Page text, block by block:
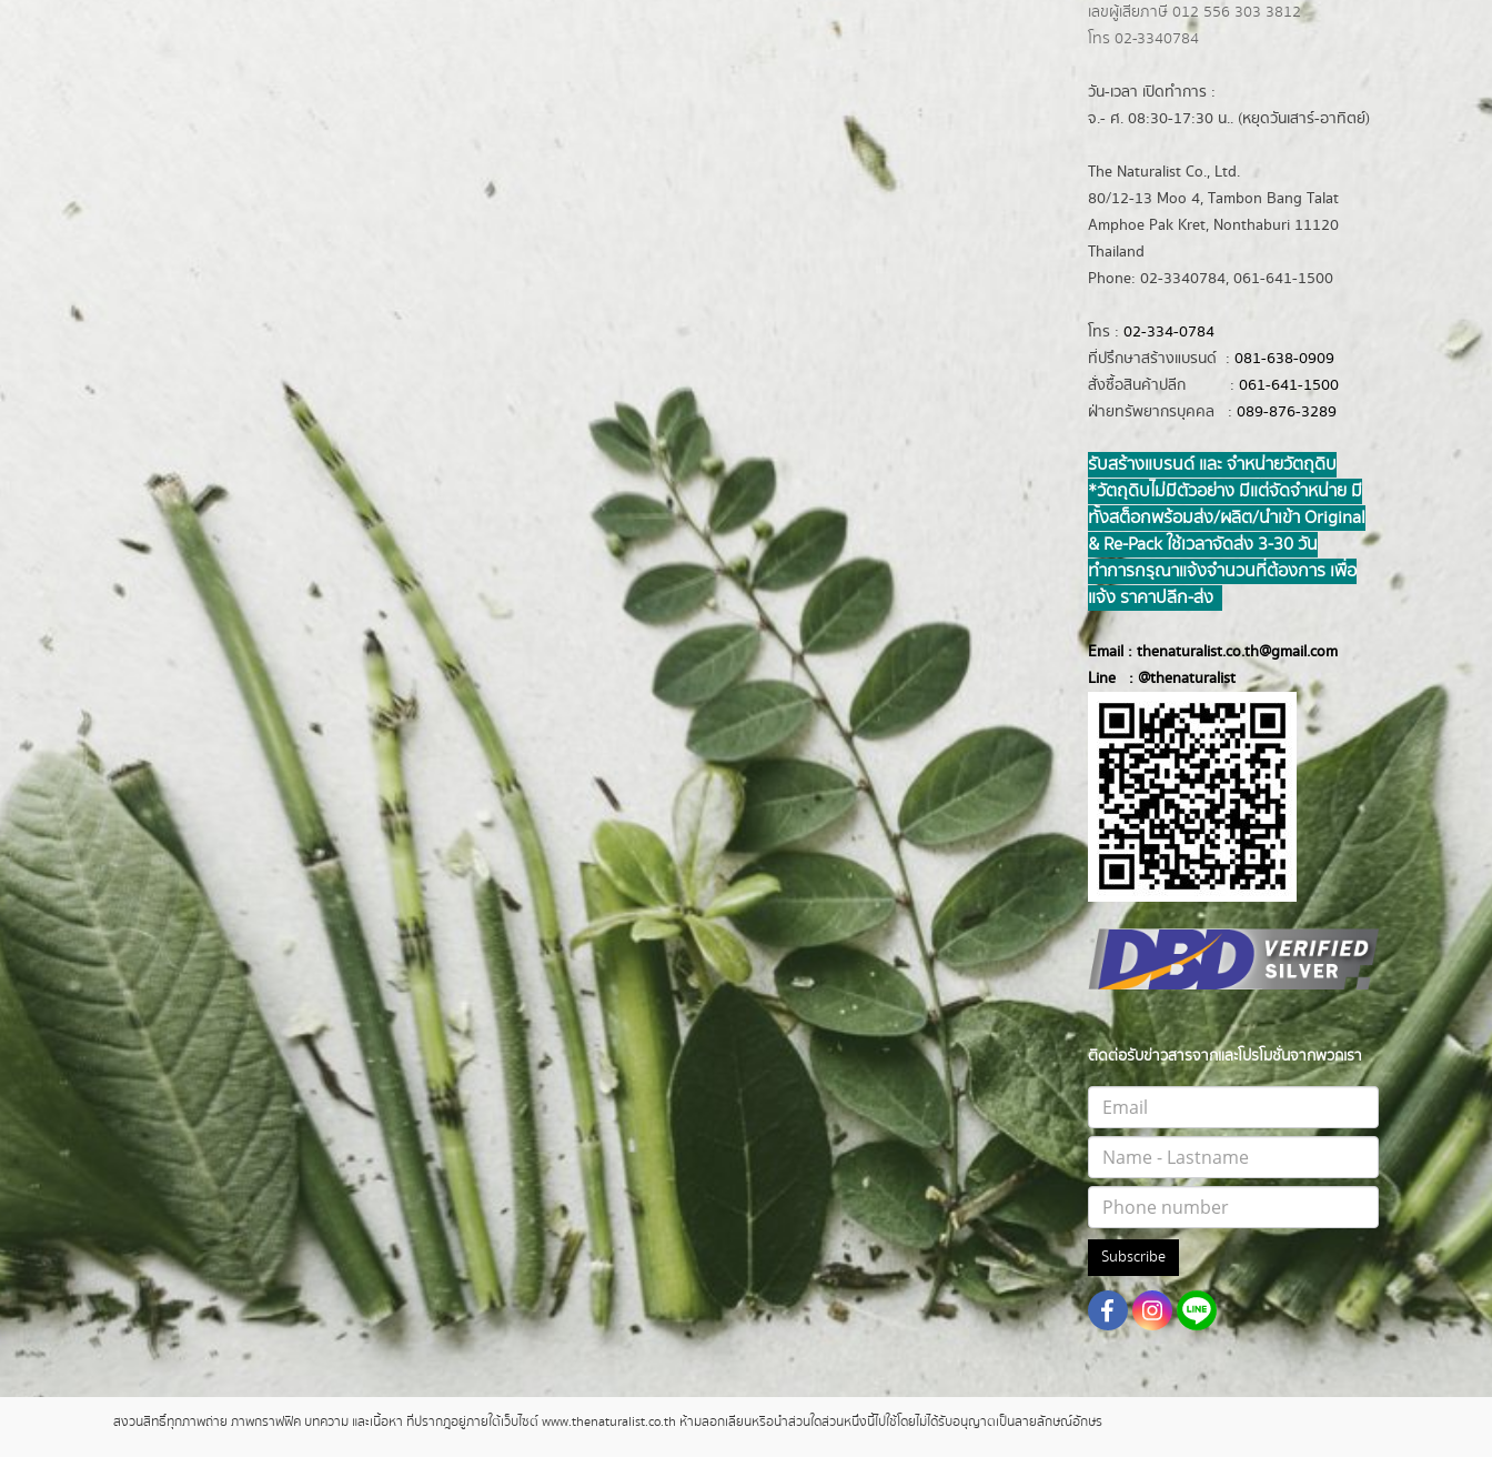
เลขผู้เสียภาษี 012 556 303 3812
โทร 02-3340784
วัน-เวลา เปิดทำการ :
จ.- ศ. 08:30-17:30 น.. (หยุดวันเสาร์-อาทิตย์)
The Naturalist Co., Ltd.
80/12-13 Moo 4, Tambon Bang Talat
Amphoe Pak Kret, Nonthaburi 11120
Thailand
Phone: 02-3340784, 061-641-1500
โทร : 02-334-0784
ที่ปรึกษาสร้างแบรนด์ : 081-638-0909
สั่งซื้อสินค้าปลีก : 061-641-1500
ฝ่ายทรัพยากรบุคคล : 089-876-3289
รับสร้างแบรนด์ และ จำหน่ายวัตถุดิบ
*วัตถุดิบไม่มีตัวอย่าง มีแต่จัดจำหน่าย มี
ทั้งสต็อกพร้อมส่ง/ผลิต/นำเข้า Original
& Re-Pack ใช้เวลาจัดส่ง 3-30 วัน
ทำการ กรุณาแจ้งจำนวนที่ต้องการ เพื่อ
แจ้ง ราคาปลีก-ส่ง
Email : thenaturalist.co.th@gmail.com
Line : @thenaturalist
ติดต่อรับข่าวสารจากและโปรโมชั่นจากพวกเรา
Subscribe
สงวนสิทธิ์ทุกภาพถ่าย ภาพกราฟฟิค บทความ และเนื้อหา ที่ปรากฎอยู่ภายใต้เว็บไซต์ www.thenaturalist.co.th ห้ามลอกเลียนหรือนำส่วนใดส่วนหนึ่งนี้ไปใช้โดยไม่ได้รับอนุญาตเป็นลายลักษณ์อักษร